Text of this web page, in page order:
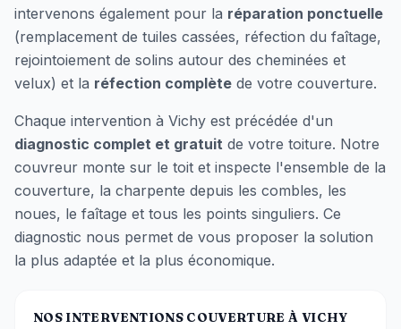
intervenons également pour la réparation ponctuelle
(remplacement de tuiles cassées, réfection du faîtage,
rejointoiement de solins autour des cheminées et
velux) et la réfection complète de votre couverture.
Chaque intervention à Vichy est précédée d'un
diagnostic complet et gratuit de votre toiture. Notre
couvreur monte sur le toit et inspecte l'ensemble de la
couverture, la charpente depuis les combles, les
noues, le faîtage et tous les points singuliers. Ce
diagnostic nous permet de vous proposer la solution
la plus adaptée et la plus économique.
NOS INTERVENTIONS COUVERTURE À VICHY